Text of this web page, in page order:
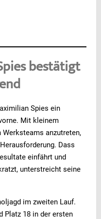
bestätigt
Spies ein
Mit kleinem
Werksteams anzutreten,
Dass
einfährt und
unterstreicht seine
im zweiten Lauf.
Platz 18 in der ersten